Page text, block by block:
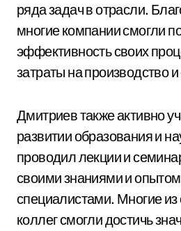
ряда задач в отрасли.
многие компании смогли
эффективность своих
затраты на производство
Дмитриев также активно
развитии образования и
проводил лекции и
своими знаниями и
специалистами. Многие из
коллег смогли достичь